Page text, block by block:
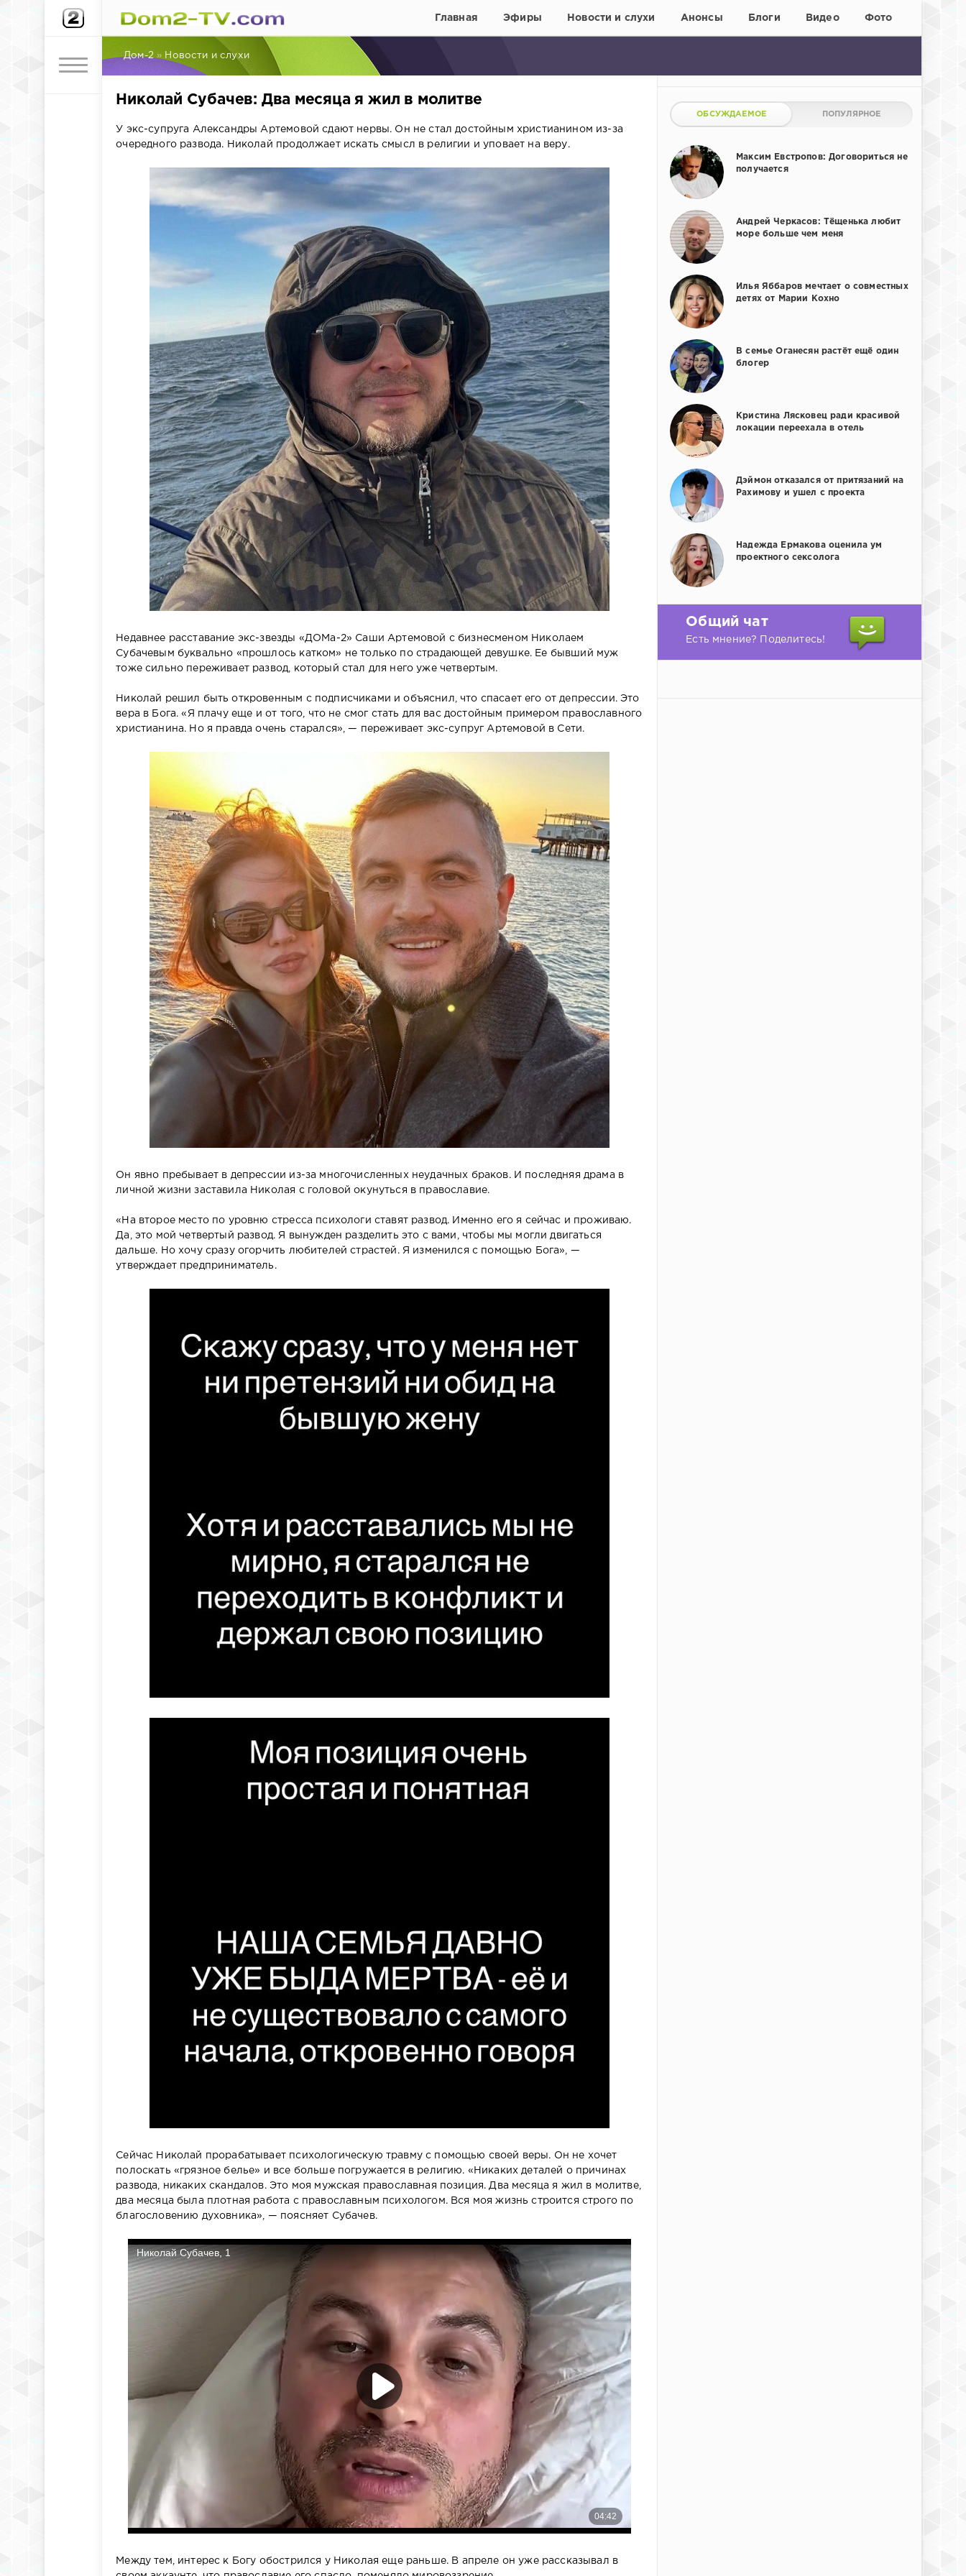
Главная Эфиры Новости и слухи Анонсы Блоги Видео Фото
Дом-2 » Новости и слухи
Николай Субачев: Два месяца я жил в молитве
У экс-супруга Александры Артемовой сдают нервы. Он не стал достойным христианином из-за
очередного развода. Николай продолжает искать смысл в религии и уповает на веру.
Недавнее расставание экс-звезды «ДОМа-2» Саши Артемовой с бизнесменом Николаем
Субачевым буквально «прошлось катком» не только по страдающей девушке. Ее бывший муж
тоже сильно переживает развод, который стал для него уже четвертым.
Николай решил быть откровенным с подписчиками и объяснил, что спасает его от депрессии. Это
вера в Бога. «Я плачу еще и от того, что не смог стать для вас достойным примером православного
христианина. Но я правда очень старался», — переживает экс-супруг Артемовой в Сети.
Он явно пребывает в депрессии из-за многочисленных неудачных браков. И последняя драма в
личной жизни заставила Николая с головой окунуться в православие.
«На второе место по уровню стресса психологи ставят развод. Именно его я сейчас и проживаю.
Да, это мой четвертый развод. Я вынужден разделить это с вами, чтобы мы могли двигаться
дальше. Но хочу сразу огорчить любителей страстей. Я изменился с помощью Бога», —
утверждает предприниматель.
Сейчас Николай прорабатывает психологическую травму с помощью своей веры. Он не хочет
полоскать «грязное белье» и все больше погружается в религию. «Никаких деталей о причинах
развода, никаких скандалов. Это моя мужская православная позиция. Два месяца я жил в молитве,
два месяца была плотная работа с православным психологом. Вся моя жизнь строится строго по
благословению духовника», — поясняет Субачев.
Между тем, интерес к Богу обострился у Николая еще раньше. В апреле он уже рассказывал в
ОБСУЖДАЕМОЕ ПОПУЛЯРНОЕ
Максим Евстропов: Договориться не
получается
Андрей Черкасов: Тёщенька любит
море больше чем меня
Илья Яббаров мечтает о совместных
детях от Марии Кохно
В семье Оганесян растёт ещё один
блогер
Кристина Лясковец ради красивой
локации переехала в отель
Дэймон отказался от притязаний на
Рахимову и ушел с проекта
Надежда Ермакова оценила ум
проектного сексолога
Общий чат
Есть мнение? Поделитесь!